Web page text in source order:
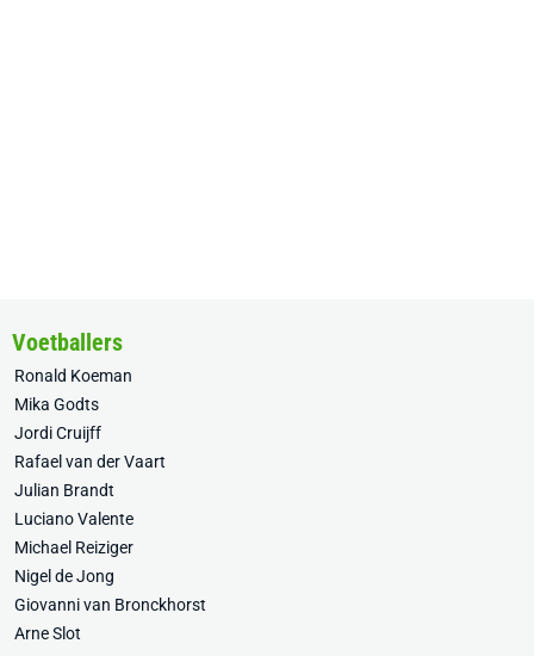
Voetballers
Ronald Koeman
Mika Godts
Jordi Cruijff
Rafael van der Vaart
Julian Brandt
Luciano Valente
Michael Reiziger
Nigel de Jong
Giovanni van Bronckhorst
Arne Slot